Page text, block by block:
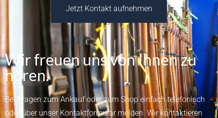
Jetzt Kontakt aufnehmen
Wir freuen uns von Ihnen zu
hören.
Bei Fragen zum Ankauf oder zum Shop einfach telefonisch
oder über unser Kontaktformularmelden.Wir kontaktieren